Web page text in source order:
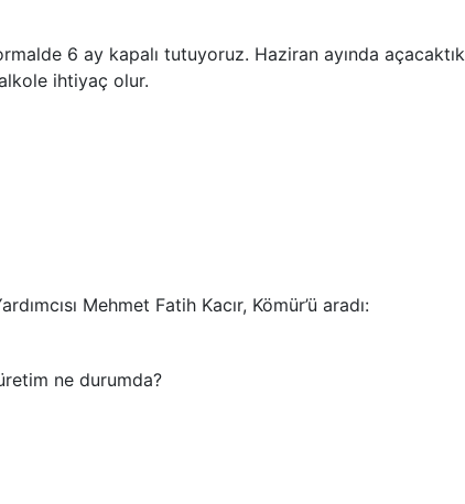
6 ay kapalı tutuyoruz. Haziran ayında
ihtiyaç olur.
Mehmet Fatih Kacır, Kömür’ü aradı:
ne durumda?